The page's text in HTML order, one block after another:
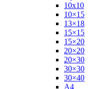
10х10
10×15
13×18
15×15
15×20
20×20
20×30
30×30
30×40
A4